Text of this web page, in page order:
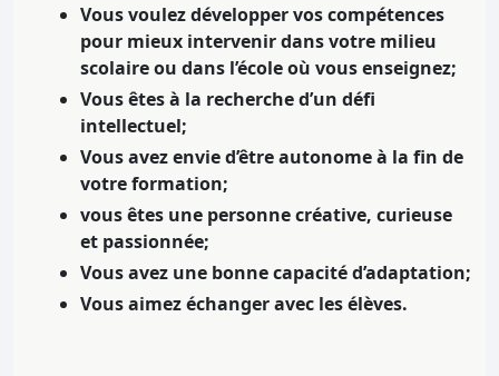
Vous voulez développer vos compétences
pour mieux intervenir dans votre milieu
scolaire ou dans l’école où vous enseignez;
Vous êtes à la recherche d’un défi
intellectuel;
Vous avez envie d’être autonome à la fin de
votre formation;
vous êtes une personne créative, curieuse
et passionnée;
Vous avez une bonne capacité d’adaptation;
Vous aimez échanger avec les élèves.